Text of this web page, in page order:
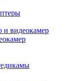
видеокамер